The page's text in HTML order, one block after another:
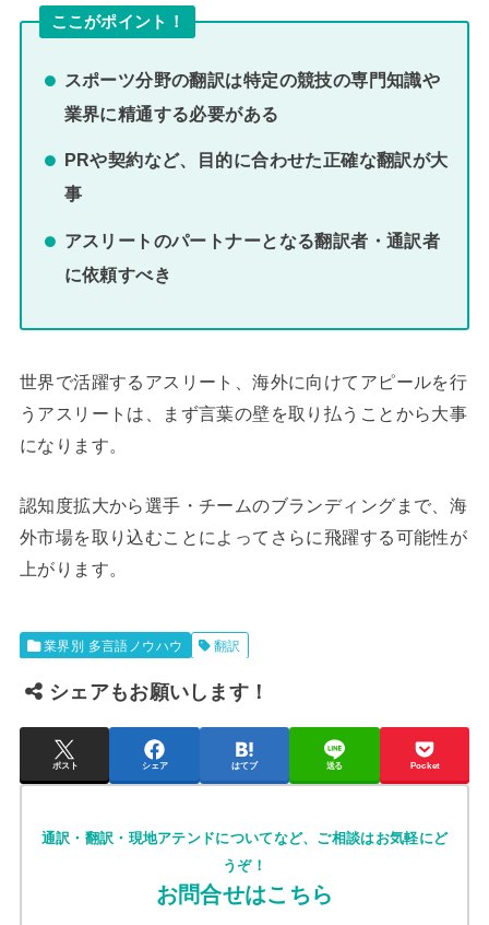
ここがポイント！
スポーツ分野の翻訳は特定の競技の専門知識や
業界に精通する必要がある
PRや契約など、目的に合わせた正確な翻訳が大
事
アスリートのパートナーとなる翻訳者・通訳者
に依頼すべき
世界で活躍するアスリート、海外に向けてアピールを行
うアスリートは、まず言葉の壁を取り払うことから大事
になります。
認知度拡大から選手・チームのブランディングまで、海
外市場を取り込むことによってさらに飛躍する可能性が
上がります。
業界別 多言語ノウハウ 翻訳
シェアもお願いします！
ポスト シェア はてブ 送る Pocket
通訳・翻訳・現地アテンドについてなど、ご相談はお気軽にど
うぞ！
お問合せはこちら